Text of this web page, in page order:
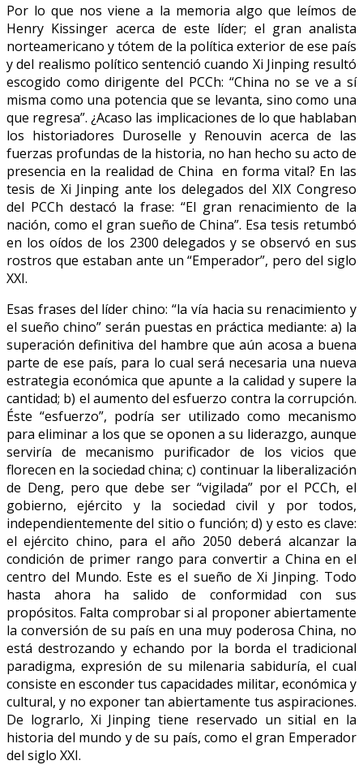
Por lo que nos viene a la memoria algo que leímos de
Henry Kissinger acerca de este líder; el gran analista
norteamericano y tótem de la política exterior de ese país
y del realismo político sentenció cuando Xi Jinping resultó
escogido como dirigente del PCCh: “China no se ve a sí
misma como una potencia que se levanta, sino como una
que regresa”. ¿Acaso las implicaciones de lo que hablaban
los historiadores Duroselle y Renouvin acerca de las
fuerzas profundas de la historia, no han hecho su acto de
presencia en la realidad de China en forma vital? En las
tesis de Xi Jinping ante los delegados del XIX Congreso
del PCCh destacó la frase: “El gran renacimiento de la
nación, como el gran sueño de China”. Esa tesis retumbó
en los oídos de los 2300 delegados y se observó en sus
rostros que estaban ante un “Emperador”, pero del siglo
XXI.
Esas frases del líder chino: “la vía hacia su renacimiento y
el sueño chino” serán puestas en práctica mediante: a) la
superación definitiva del hambre que aún acosa a buena
parte de ese país, para lo cual será necesaria una nueva
estrategia económica que apunte a la calidad y supere la
cantidad; b) el aumento del esfuerzo contra la corrupción.
Éste “esfuerzo”, podría ser utilizado como mecanismo
para eliminar a los que se oponen a su liderazgo, aunque
serviría de mecanismo purificador de los vicios que
florecen en la sociedad china; c) continuar la liberalización
de Deng, pero que debe ser “vigilada” por el PCCh, el
gobierno, ejército y la sociedad civil y por todos,
independientemente del sitio o función; d) y esto es clave:
el ejército chino, para el año 2050 deberá alcanzar la
condición de primer rango para convertir a China en el
centro del Mundo. Este es el sueño de Xi Jinping. Todo
hasta ahora ha salido de conformidad con sus
propósitos. Falta comprobar si al proponer abiertamente
la conversión de su país en una muy poderosa China, no
está destrozando y echando por la borda el tradicional
paradigma, expresión de su milenaria sabiduría, el cual
consiste en esconder tus capacidades militar, económica y
cultural, y no exponer tan abiertamente tus aspiraciones.
De lograrlo, Xi Jinping tiene reservado un sitial en la
historia del mundo y de su país, como el gran Emperador
del siglo XXI.